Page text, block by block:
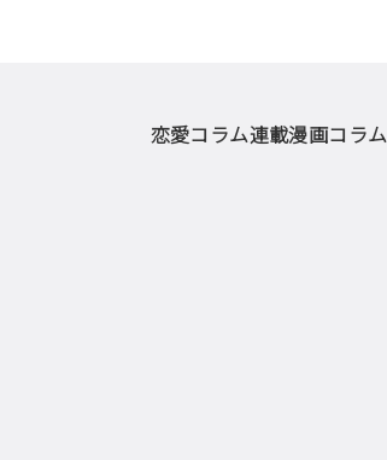
恋愛コラム連載漫画コラム